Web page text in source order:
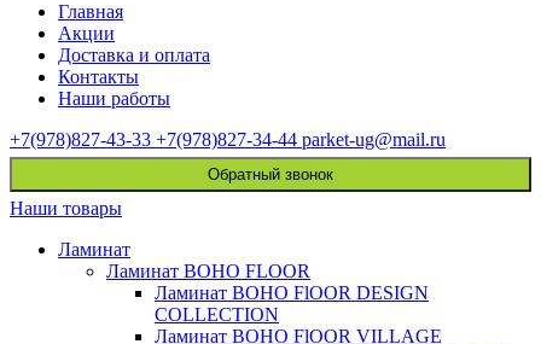
Главная
Акции
Доставка и оплата
Контакты
Наши работы
+7(978)827-43-33 +7(978)827-34-44 parket-ug@mail.ru
Обратный звонок
Наши товары
Ламинат
Ламинат BOHO FLOOR
Ламинат BOHO FlOOR DESIGN
COLLECTION
Ламинат BOHO FlOOR VILLAGE